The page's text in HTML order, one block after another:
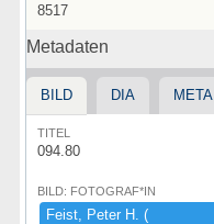
8517
Metadaten
BILD DIA META
TITEL
094.80
BILD: FOTOGRAF*IN
Feist,​ ​Peter ​H.​ ​(​